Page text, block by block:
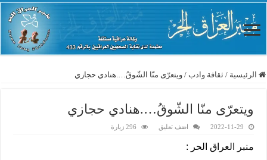
الرئيسية / ثقافة وادب / ويتعرّى منّا الشّوقُ….هنادي حجازي
ويتعرّى منّا الشّوقُ….هنادي حجازي
2022-11-29 اضف تعليق 296 زيارة
منبر العراق الحر :